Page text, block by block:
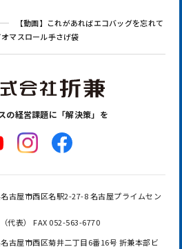
【動画】これがあればエコバッグを忘れて
マスロール手さげ袋
の経営課題に「解決策」を
古屋市西区名駅2-27-8 名古屋プライムセン
代表） FAX 052-563-6770
古屋市西区菊井二丁目6番16号 折兼本部ビ